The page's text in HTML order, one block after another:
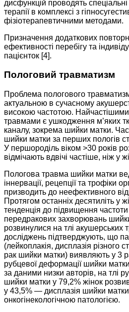
дисфункцій проводять
терапії в комплексі з
фізіотерапевтичними методами.
Призначення додаткових
ефективності перебігу та
пацієнток [4].
Пологовий травматизм
Проблема пологового
актуальною в сучасному
високою частотою.
травмами є ушкодження м’яких
каналу, зокрема шийки матки.
шийки матки за перших пологів
У першороділь віком >30 років
відмічають вдвічі частіше, ніж у
Пологова травма шийки матки
іннервації, рецепції та трофіки
призводить до неефективного
Протягом останніх десятиліть у
тенденція до підвищення
передракових захворювань
розвинулися на тлі акушерських
досліджень підтверджують, що
(лейкоплакія, дисплазія різного
рак шийки матки) виявляють у 3
рубцевої деформації шийки
за даними низки авторів, на тлі
шийки матки у 79,2% жінок
у 43,5% — дисплазія шийки
онкогінекологічною патологією.